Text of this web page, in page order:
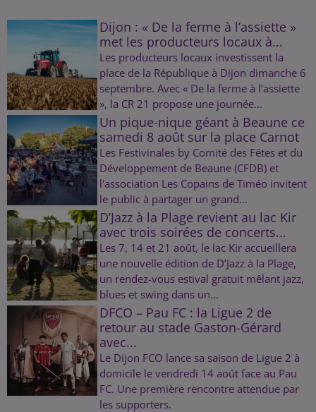
Dijon : « De la ferme à l’assiette »
met les producteurs locaux à...
Les producteurs locaux investissent la
place de la République à Dijon dimanche 6
septembre. Avec « De la ferme à l’assiette
», la CR 21 propose une journée...
Un pique-nique géant à Beaune ce
samedi 8 août sur la place Carnot
Les Festivinales by Comité des Fêtes et du
Développement de Beaune (CFDB) et
l'association Les Copains de Timéo invitent
le public à partager un grand...
D’Jazz à la Plage revient au lac Kir
avec trois soirées de concerts...
Les 7, 14 et 21 août, le lac Kir accueillera
une nouvelle édition de D’Jazz à la Plage,
un rendez-vous estival gratuit mêlant jazz,
blues et swing dans un...
DFCO – Pau FC : la Ligue 2 de
retour au stade Gaston-Gérard
avec...
Le Dijon FCO lance sa saison de Ligue 2 à
domicile le vendredi 14 août face au Pau
FC. Une première rencontre attendue par
les supporters.